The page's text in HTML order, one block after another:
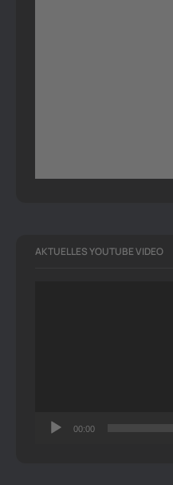
AKTUELLES YOUTUBE VIDEO
00:00